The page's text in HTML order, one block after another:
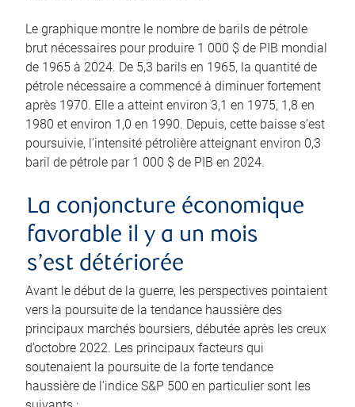
Le graphique montre le nombre de barils de pétrole
brut nécessaires pour produire 1 000 $ de PIB mondial
de 1965 à 2024. De 5,3 barils en 1965, la quantité de
pétrole nécessaire a commencé à diminuer fortement
après 1970. Elle a atteint environ 3,1 en 1975, 1,8 en
1980 et environ 1,0 en 1990. Depuis, cette baisse s’est
poursuivie, l’intensité pétrolière atteignant environ 0,3
baril de pétrole par 1 000 $ de PIB en 2024.
La conjoncture économique
favorable il y a un mois
s’est détériorée
Avant le début de la guerre, les perspectives pointaient
vers la poursuite de la tendance haussière des
principaux marchés boursiers, débutée après les creux
d’octobre 2022. Les principaux facteurs qui
soutenaient la poursuite de la forte tendance
haussière de l’indice S&P 500 en particulier sont les